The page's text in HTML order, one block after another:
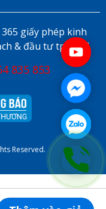
giấy phép kinh
& đầu tư tp HCM
835 853
Reserved.